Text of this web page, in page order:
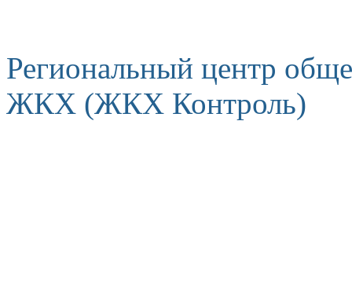
Региональный центр
ЖКХ (ЖКХ Контроль)